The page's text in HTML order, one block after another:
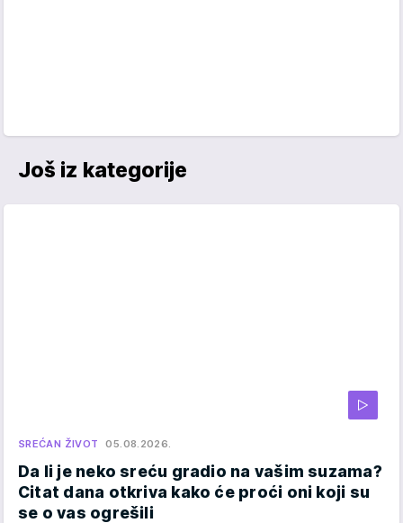
Još iz kategorije
SREĆAN ŽIVOT 05.08.2026.
Da li je neko sreću gradio na vašim suzama?
Citat dana otkriva kako će proći oni koji su
se o vas ogrešili